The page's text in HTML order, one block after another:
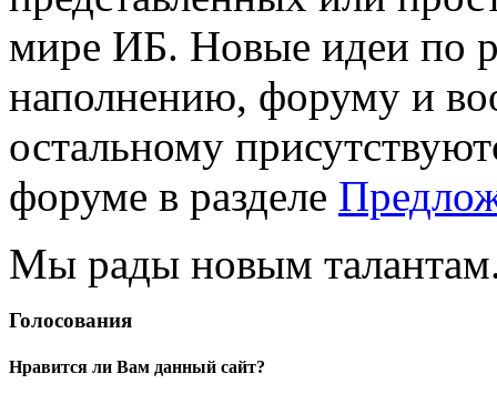
мире ИБ. Новые идеи по
наполнению, форуму и
остальному
форуме в разделе
Мы рады новым
Голосования
Нравится ли Вам данный сайт?